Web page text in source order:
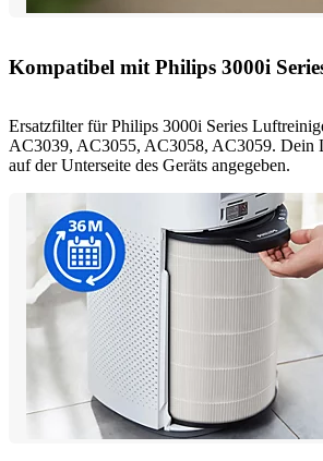
Kompatibel mit Philips 3000i
Ersatzfilter für Philips 3000i Series
AC3039, AC3055, AC3058, AC3059. Dein
auf der Unterseite des Geräts angegeben.